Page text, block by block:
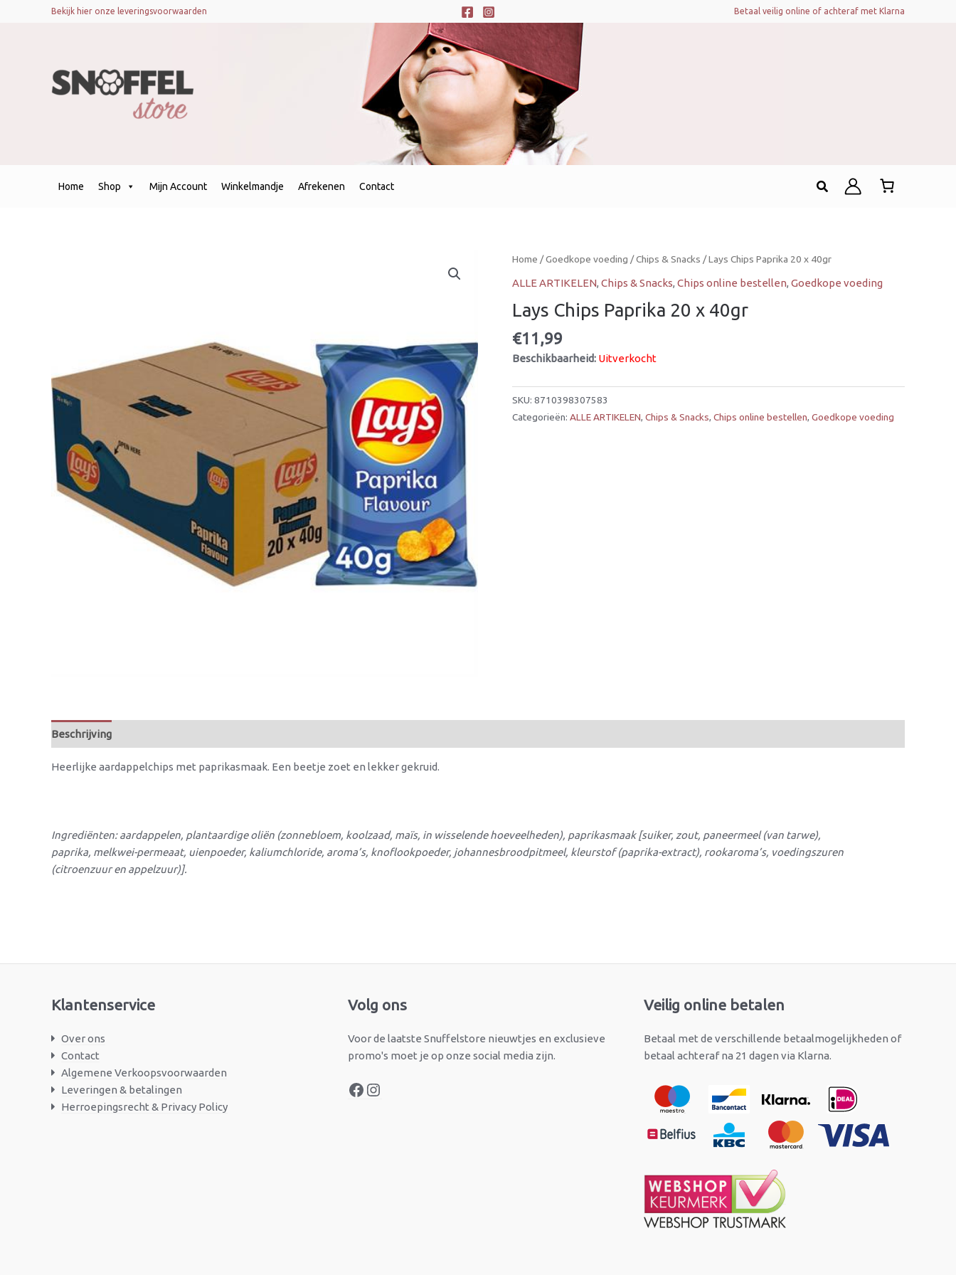
Bekijk hier onze leveringsvoorwaarden Betaal veilig online of achteraf met Klarna
Home Shop Mijn Account Winkelmandje Afrekenen Contact Zoeken
Home /Goedkope voeding /Chips & Snacks / Lays Chips Paprika 20 x 40gr
ALLE ARTIKELEN, Chips & Snacks, Chips online bestellen, Goedkope voeding
Lays Chips Paprika 20 x 40gr
€11,99
Beschikbaarheid: Uitverkocht
SKU: 8710398307583
Categorieën: ALLE ARTIKELEN, Chips & Snacks, Chips online bestellen, Goedkope voeding
Beschrijving
Heerlijke aardappelchips met paprikasmaak. Een beetje zoet en lekker gekruid.
Ingrediënten: aardappelen, plantaardige oliën (zonnebloem, koolzaad, maïs, in wisselende hoeveelheden), paprikasmaak [suiker, zout, paneermeel (van tarwe),
paprika, melkwei-permeaat, uienpoeder, kaliumchloride, aroma’s, knoflookpoeder, johannesbroodpitmeel, kleurstof (paprika-extract), rookaroma’s, voedingszuren
(citroenzuur en appelzuur)].
Klantenservice
Over ons
Contact
Algemene Verkoopsvoorwaarden
Leveringen & betalingen
Herroepingsrecht & Privacy Policy
Volg ons
Voor de laatste Snuffelstore nieuwtjes en exclusieve
promo's moet je op onze social media zijn.
Facebook
Instagram Veilig online betalen
Betaal met de verschillende betaalmogelijkheden of
betaal achteraf na 21 dagen via Klarna.